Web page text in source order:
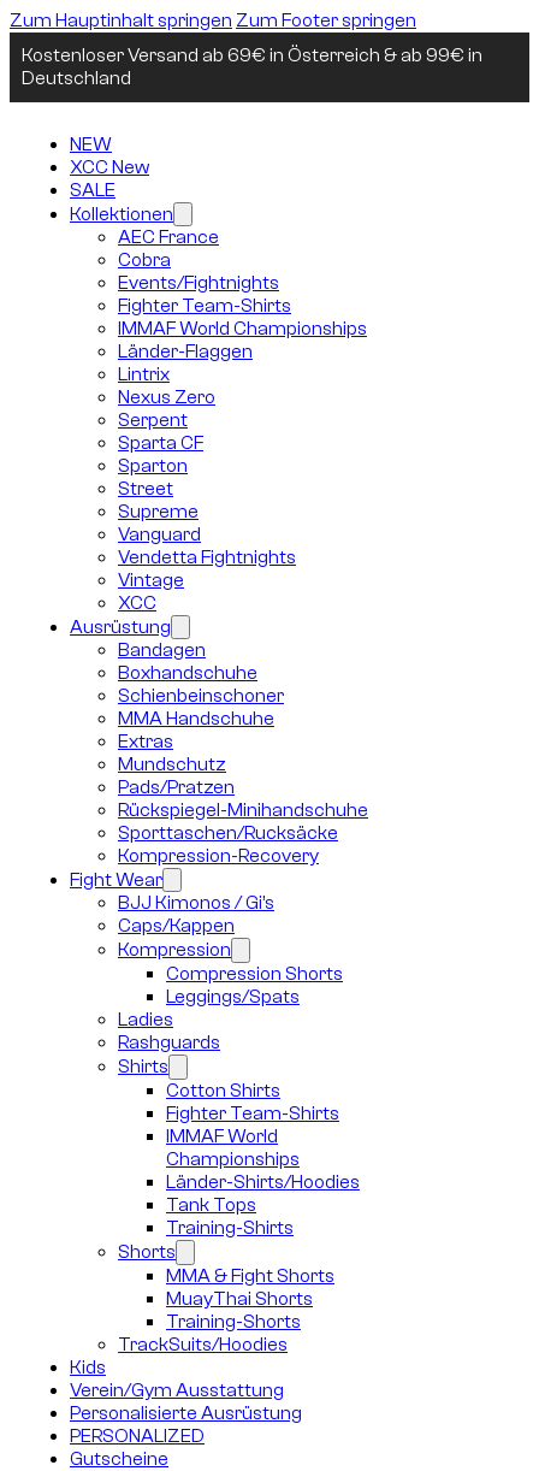
Zum Hauptinhalt springen Zum Footer springen
Kostenloser Versand ab 69€ in Österreich & ab 99€ in
Deutschland
NEW
XCC New
SALE
Kollektionen
AEC France
Cobra
Events/Fightnights
Fighter Team-Shirts
IMMAF World Championships
Länder-Flaggen
Lintrix
Nexus Zero
Serpent
Sparta CF
Sparton
Street
Supreme
Vanguard
Vendetta Fightnights
Vintage
XCC
Ausrüstung
Bandagen
Boxhandschuhe
Schienbeinschoner
MMA Handschuhe
Extras
Mundschutz
Pads/Pratzen
Rückspiegel-Minihandschuhe
Sporttaschen/Rucksäcke
Kompression-Recovery
Fight Wear
BJJ Kimonos / Gi’s
Caps/Kappen
Kompression
Compression Shorts
Leggings/Spats
Ladies
Rashguards
Shirts
Cotton Shirts
Fighter Team-Shirts
IMMAF World
Championships
Länder-Shirts/Hoodies
Tank Tops
Training-Shirts
Shorts
MMA & Fight Shorts
MuayThai Shorts
Training-Shorts
TrackSuits/Hoodies
Kids
Verein/Gym Ausstattung
Personalisierte Ausrüstung
PERSONALIZED
Gutscheine